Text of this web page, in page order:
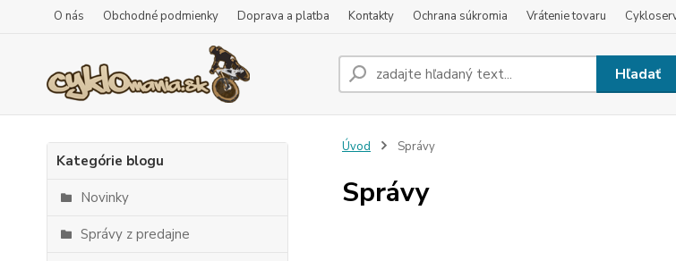
O nás Obchodné podmienky Doprava a platba Kontakty Ochrana súkromia Vrátenie tovaru
Hľadať
Kategórie blogu
Novinky
Správy z predajne
Úvod Správy
Správy